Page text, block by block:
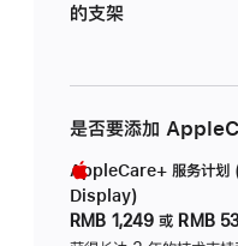
的支架
是否要添加
AppleCare+ 服务计划
Display)
RMB 1,249 或 RMB